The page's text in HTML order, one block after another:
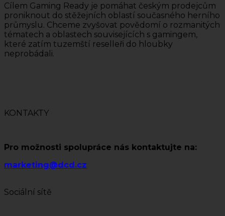
Cílem Gaming Ready je pomáhat českým prodejcům
proniknout do stěžejních oblastí současného herního
průmyslu. Chceme zvyšovat povědomí o rozmanitých
tématech a oblastech souvisejících s gamingem,
které zatím tuzemští reselleři do hloubky
neprobádali.
KONTAKTY
Pro možnosti spolupráce nás kontaktujte na:
marketing@dcd.cz
Sociální sítě